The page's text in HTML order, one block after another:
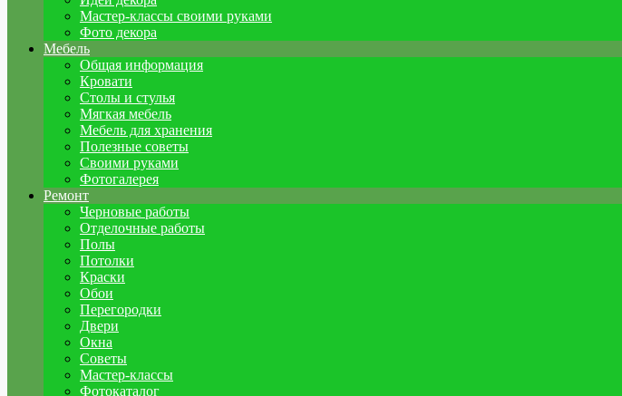
Мастер-классы своими руками
Фото декора
Мебель
Общая информация
Кровати
Столы и стулья
Мягкая мебель
Мебель для хранения
Полезные советы
Своими руками
Фотогалерея
Ремонт
Черновые работы
Отделочные работы
Полы
Потолки
Краски
Обои
Перегородки
Двери
Окна
Советы
Мастер-классы
Фотокаталог